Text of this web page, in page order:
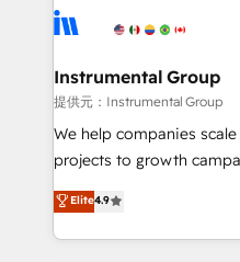
agency for an Ops
agency for a growth problem. Hire a partner
Elite Partners with 10+
Premier Partner 2023
Won HubSpot Theme
HubSpot Rising Star Why us? Harnessing the full
potential of the powerful
HubSpot experience
Hourly-fee (assigned one
Instrumental Group
提供元：Instrumental Group
We help companies
projects to growth
Hire an agency that's
HubSpot and willing to
team to simplify the
Elite4.9